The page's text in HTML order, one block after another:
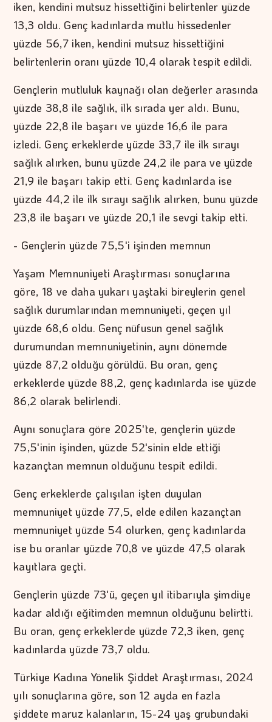
iken, kendini mutsuz hissettiğini belirtenler yüzde
13,3 oldu. Genç kadınlarda mutlu hissedenler
yüzde 56,7 iken, kendini mutsuz hissettiğini
belirtenlerin oranı yüzde 10,4 olarak tespit edildi.
Gençlerin mutluluk kaynağı olan değerler arasında
yüzde 38,8 ile sağlık, ilk sırada yer aldı. Bunu,
yüzde 22,8 ile başarı ve yüzde 16,6 ile para
izledi. Genç erkeklerde yüzde 33,7 ile ilk sırayı
sağlık alırken, bunu yüzde 24,2 ile para ve yüzde
21,9 ile başarı takip etti. Genç kadınlarda ise
yüzde 44,2 ile ilk sırayı sağlık alırken, bunu yüzde
23,8 ile başarı ve yüzde 20,1 ile sevgi takip etti.
- Gençlerin yüzde 75,5'i işinden memnun
Yaşam Memnuniyeti Araştırması sonuçlarına
göre, 18 ve daha yukarı yaştaki bireylerin genel
sağlık durumlarından memnuniyeti, geçen yıl
yüzde 68,6 oldu. Genç nüfusun genel sağlık
durumundan memnuniyetinin, aynı dönemde
yüzde 87,2 olduğu görüldü. Bu oran, genç
erkeklerde yüzde 88,2, genç kadınlarda ise yüzde
86,2 olarak belirlendi.
Aynı sonuçlara göre 2025'te, gençlerin yüzde
75,5'inin işinden, yüzde 52'sinin elde ettiği
kazançtan memnun olduğunu tespit edildi.
Genç erkeklerde çalışılan işten duyulan
memnuniyet yüzde 77,5, elde edilen kazançtan
memnuniyet yüzde 54 olurken, genç kadınlarda
ise bu oranlar yüzde 70,8 ve yüzde 47,5 olarak
kayıtlara geçti.
Gençlerin yüzde 73'ü, geçen yıl itibarıyla şimdiye
kadar aldığı eğitimden memnun olduğunu belirtti.
Bu oran, genç erkeklerde yüzde 72,3 iken, genç
kadınlarda yüzde 73,7 oldu.
Türkiye Kadına Yönelik Şiddet Araştırması, 2024
yılı sonuçlarına göre, son 12 ayda en fazla
şiddete maruz kalanların, 15-24 yaş grubundaki